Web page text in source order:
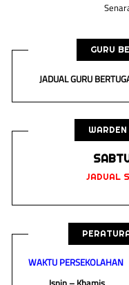
GURU
JADUAL GURU
JADUAL
WAKTU PERSEKOLAHAN